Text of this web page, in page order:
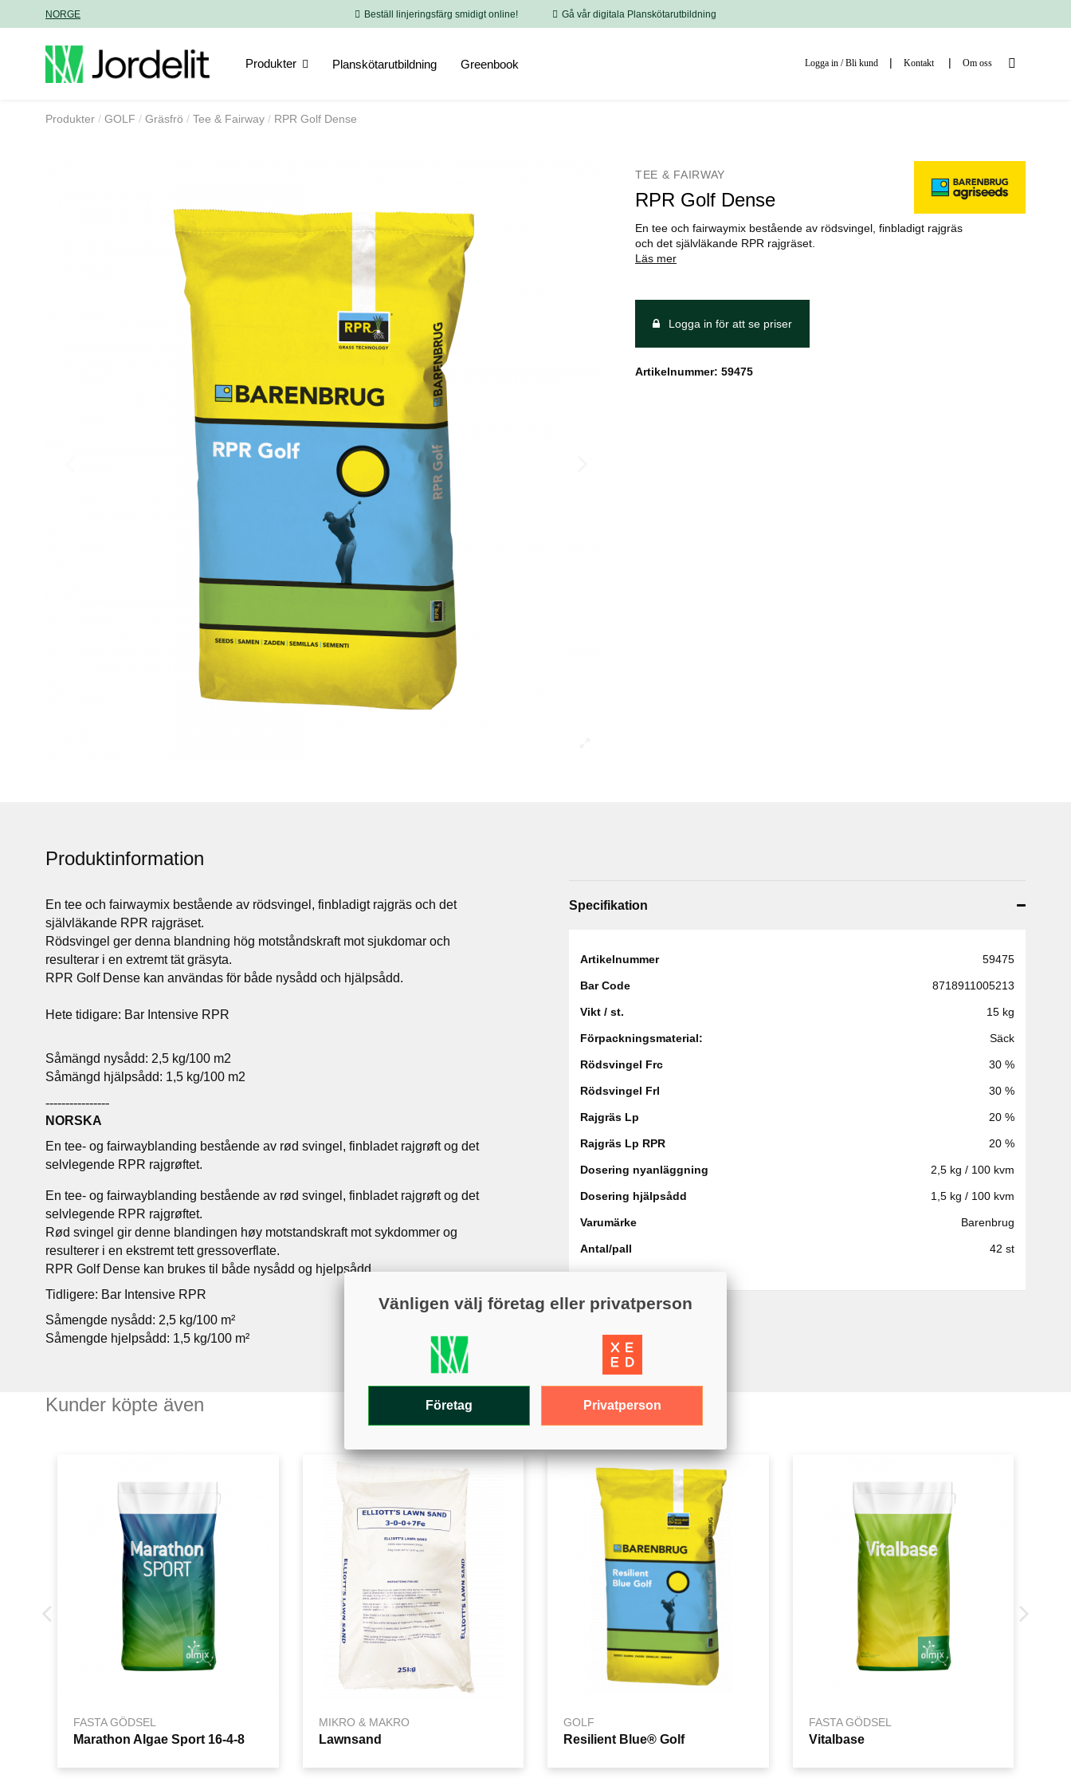
NORGE Beställ linjeringsfärg smidigt online! Gå vår digitala Planskötarutbildning
Produkter Planskötarutbildning Greenbook Logga in / Bli kund Kontakt Om oss
Produkter GOLF Gräsfrö Tee & Fairway RPR Golf Dense
TEE & FAIRWAY
RPR Golf Dense
En tee och fairwaymix bestående av rödsvingel, finbladigt rajgräs
och det självläkande RPR rajgräset.
Läs mer
Logga in för att se priser
Artikelnummer: 59475
Produktinformation
En tee och fairwaymix bestående av rödsvingel, finbladigt rajgräs och det
självläkande RPR rajgräset.
Rödsvingel ger denna blandning hög motståndskraft mot sjukdomar och
resulterar i en extremt tät gräsyta.
RPR Golf Dense kan användas för både nysådd och hjälpsådd.
Hete tidigare: Bar Intensive RPR
Såmängd nysådd: 2,5 kg/100 m2
Såmängd hjälpsådd: 1,5 kg/100 m2
----------------
NORSKA
En tee- og fairwayblanding bestående av rød svingel, finbladet rajgrøft og det
selvlegende RPR rajgrøftet.
En tee- og fairwayblanding bestående av rød svingel, finbladet rajgrøft og det
selvlegende RPR rajgrøftet.
Rød svingel gir denne blandingen høy motstandskraft mot sykdommer og
resulterer i en ekstremt tett gressoverflate.
RPR Golf Dense kan brukes til både nysådd og hjelpsådd.
Tidligere: Bar Intensive RPR
Såmengde nysådd: 2,5 kg/100 m²
Såmengde hjelpsådd: 1,5 kg/100 m²
Specifikation
Artikelnummer 59475
Bar Code 8718911005213
Vikt / st. 15 kg
Förpackningsmaterial: Säck
Rödsvingel Frc 30 %
Rödsvingel Frl 30 %
Rajgräs Lp 20 %
Rajgräs Lp RPR 20 %
Dosering nyanläggning 2,5 kg / 100 kvm
Dosering hjälpsådd 1,5 kg / 100 kvm
Varumärke Barenbrug
Antal/pall 42 st
Kunder köpte även
FASTA GÖDSEL
Marathon Algae Sport 16-4-8
MIKRO & MAKRO
Lawnsand
GOLF
Resilient Blue® Golf
FASTA GÖDSEL
Vitalbase
Vänligen välj företag eller privatperson
Företag Privatperson